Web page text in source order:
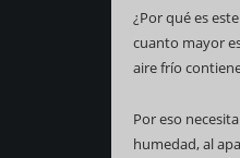
¿Por qué es
cuanto mayor
aire frío
Por eso
humedad, al